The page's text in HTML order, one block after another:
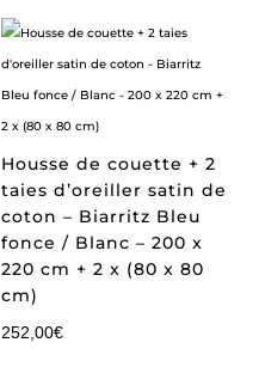
Housse de couette + 2
taies d’oreiller satin de
coton – Biarritz Bleu
fonce / Blanc – 200 x
220 cm + 2 x (80 x 80
cm)
252,00€